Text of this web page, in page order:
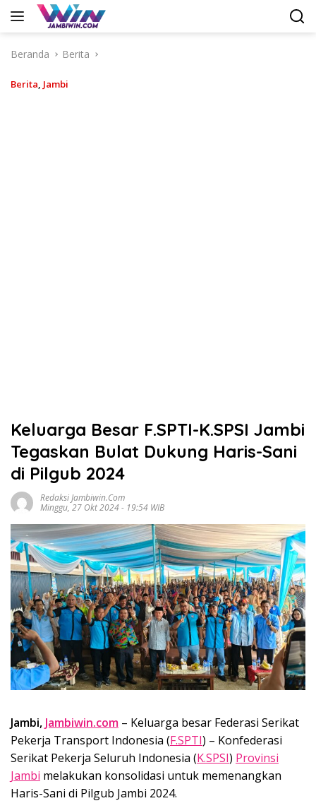
Langsung
Beranda
Berita
Berita, Jambi
Keluarga Besar F.SPTI-K.SPSI Jambi
Tegaskan Bulat Dukung Haris-Sani
di Pilgub 2024
Redaksi Jambiwin.com
Minggu, 27 Okt 2024 - 19:54 WIB
Jambi, Jambiwin.com – Keluarga besar Federasi Serikat
Pekerja Transport Indonesia (F.SPTI) – Konfederasi
Serikat Pekerja Seluruh Indonesia (K.SPSI) Provinsi
Jambi melakukan konsolidasi untuk memenangkan
Haris-Sani di Pilgub Jambi 2024.